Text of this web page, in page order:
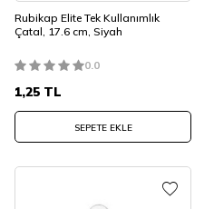
Rubikap Elite Tek Kullanımlık
Çatal, 17.6 cm, Siyah
0.0
1,25 TL
SEPETE EKLE